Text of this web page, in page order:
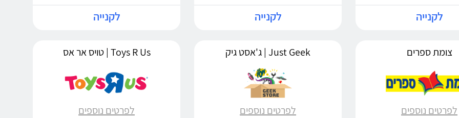
לקנייה
לקנייה
לקנייה
צומת ספרים
לפרטים נוספים
Just Geek | ג'אסט גיק
לפרטים נוספים
Toys R Us | טויס אר אס
לפרטים נוספים